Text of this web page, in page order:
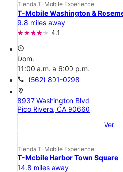
Tienda T-Mobile Experience
T-Mobile Washington &
9.8 miles away
4.1
access_time
Dom.:
11:00 a.m. a 6:00 p.m.
call (562) 801-0298
location_on
8937 Washington Blvd
Pico Rivera, CA 90660
Ver
Tienda T-Mobile Experience
T-Mobile Harbor Town Square
14.8 miles away